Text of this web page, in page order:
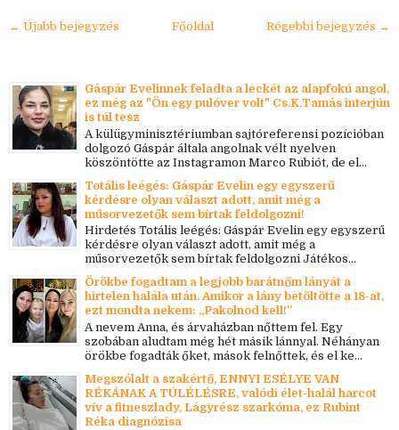
← Újabb bejegyzés Régebbi bejegyzés →
Főoldal
Gáspár Evelinnek feladta a leckét az alapfokú angol,
ez még az "Ön egy pulóver volt" Cs.K.Tamás interjún
is túl tesz
A külügyminisztériumban sajtóreferensi pozícióban
dolgozó Gáspár általa angolnak vélt nyelven
köszöntötte az Instagramon Marco Rubiót, de el...
Totális leégés: Gáspár Evelin egy egyszerű
kérdésre olyan választ adott, amit még a
műsorvezetők sem bírtak feldolgozni!
Hirdetés Totális leégés: Gáspár Evelin egy egyszerű
kérdésre olyan választ adott, amit még a
műsorvezetők sem bírtak feldolgozni Játékos...
Örökbe fogadtam a legjobb barátnőm lányát a
hirtelen halála után. Amikor a lány betöltötte a 18-at,
ezt mondta nekem: „Pakolnod kell!”
A nevem Anna, és árvaházban nőttem fel. Egy
szobában aludtam még hét másik lánnyal. Néhányan
örökbe fogadták őket, mások felnőttek, és el ke...
Megszólalt a szakértő, ENNYI ESÉLYE VAN
RÉKÁNAK A TÚLÉLÉSRE, valódi élet-halál harcot
vív a fitneszlady, Lágyrész szarkóma, ez Rubint
Réka diagnózisa